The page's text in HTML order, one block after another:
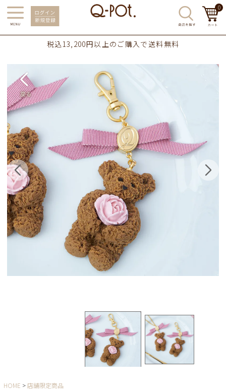
0
税込13,200円以上のご購入で送料無料
HOME 店舗限定商品